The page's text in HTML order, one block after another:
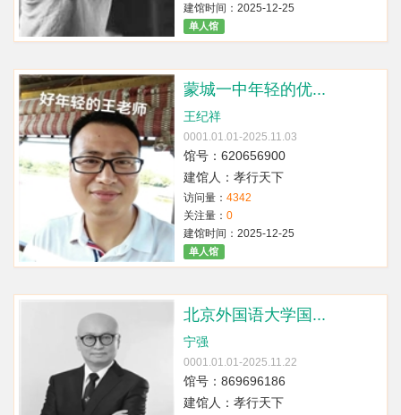
建馆时间：2025-12-25
单人馆
蒙城一中年轻的优...
王纪祥
0001.01.01-2025.11.03
馆号：620656900
建馆人：孝行天下
访问量： 4342
关注量： 0
建馆时间：2025-12-25
单人馆
北京外国语大学国...
宁强
0001.01.01-2025.11.22
馆号：869696186
建馆人：孝行天下